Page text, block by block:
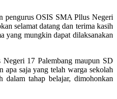
pengurus OSIS SMA Pllus Negeri
selamat datang dan terima kasih
yang mungkin dapat dilaksanakan
17 Palembang maupun SD
saja yang telah warga sekolah
dalam tahap belajar, dimohonkan